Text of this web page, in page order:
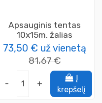
Apsauginis tentas
10x15m, žalias
73,50 € už vienetą
81,67 €
- +
Į
krepšelį